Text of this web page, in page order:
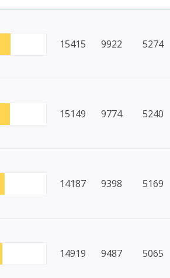
15415 9922 5274
15149 9774 5240
14187 9398 5169
14919 9487 5065